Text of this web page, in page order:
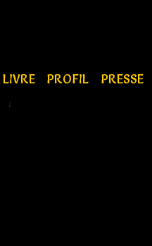
LIVRE PROFIL PRESSE